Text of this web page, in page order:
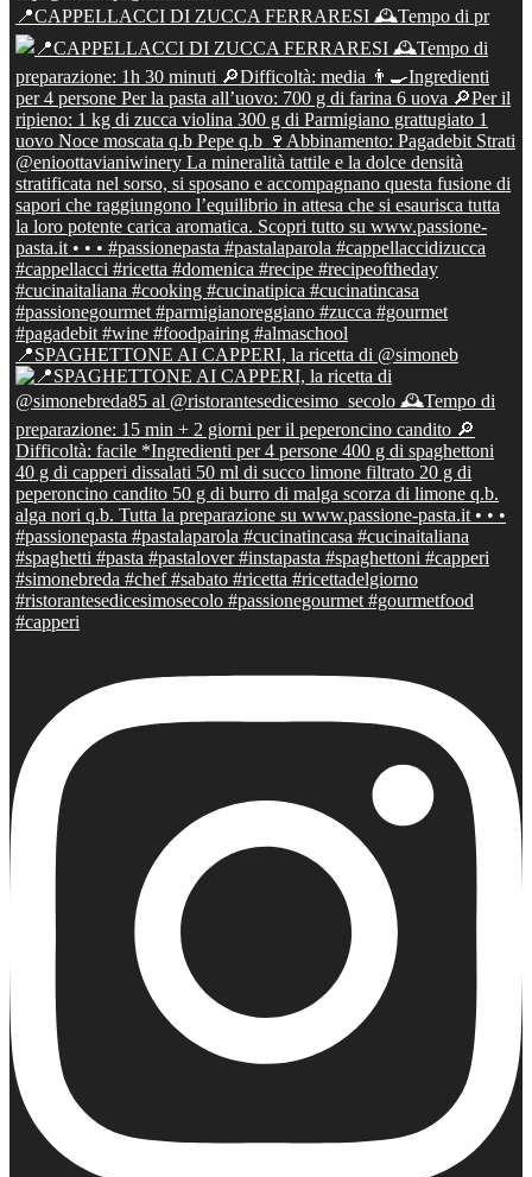
📍CAPPELLACCI DI ZUCCA FERRARESI 🕰Tempo di pr
📍SPAGHETTONE AI CAPPERI, la ricetta di @simoneb